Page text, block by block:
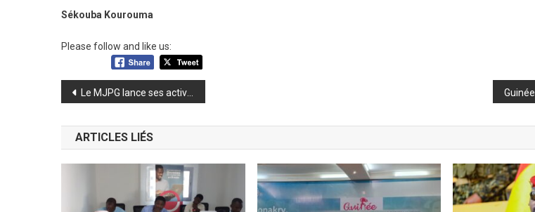
Sékouba Kourouma
Please follow and like us:
Navigation
de
l’article
Le MJPG lance ses activités en soutien au Général Doumbouya
ARTICLES LIÉS